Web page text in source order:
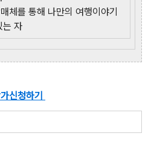
체를 통해 나만의 여행이야기
는 자
신청하기